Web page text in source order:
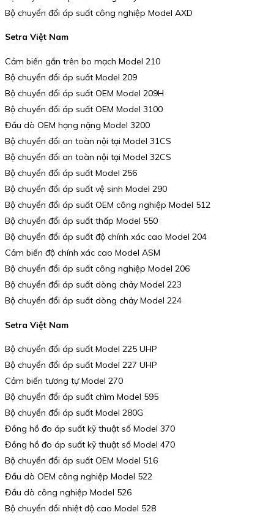
Bộ chuyển đổi áp suất công nghiệp Model AXD
Setra Việt Nam
Cảm biến gắn trên bo mạch Model 210
Bộ chuyển đổi áp suất Model 209
Bộ chuyển đổi áp suất OEM Model 209H
Bộ chuyển đổi áp suất OEM Model 3100
Đầu dò OEM hạng nặng Model 3200
Bộ chuyển đổi an toàn nội tại Model 31CS
Bộ chuyển đổi an toàn nội tại Model 32CS
Bộ chuyển đổi áp suất Model 256
Bộ chuyển đổi áp suất vệ sinh Model 290
Bộ chuyển đổi áp suất OEM công nghiệp Model 512
Bộ chuyển đổi áp suất thấp Model 550
Bộ chuyển đổi áp suất độ chính xác cao Model 204
Cảm biến độ chính xác cao Model ASM
Bộ chuyển đổi áp suất công nghiệp Model 206
Bộ chuyển đổi áp suất dòng chảy Model 223
Bộ chuyển đổi áp suất dòng chảy Model 224
Setra Việt Nam
Bộ chuyển đổi áp suất Model 225 UHP
Bộ chuyển đổi áp suất Model 227 UHP
Cảm biến tương tự Model 270
Bộ chuyển đổi áp suất chìm Model 595
Bộ chuyển đổi áp suất Model 280G
Đồng hồ đo áp suất kỹ thuật số Model 370
Đồng hồ đo áp suất kỹ thuật số Model 470
Bộ chuyển đổi áp suất OEM Model 516
Đầu dò OEM công nghiệp Model 522
Đầu dò công nghiệp Model 526
Bộ chuyển đổi nhiệt độ cao Model 528